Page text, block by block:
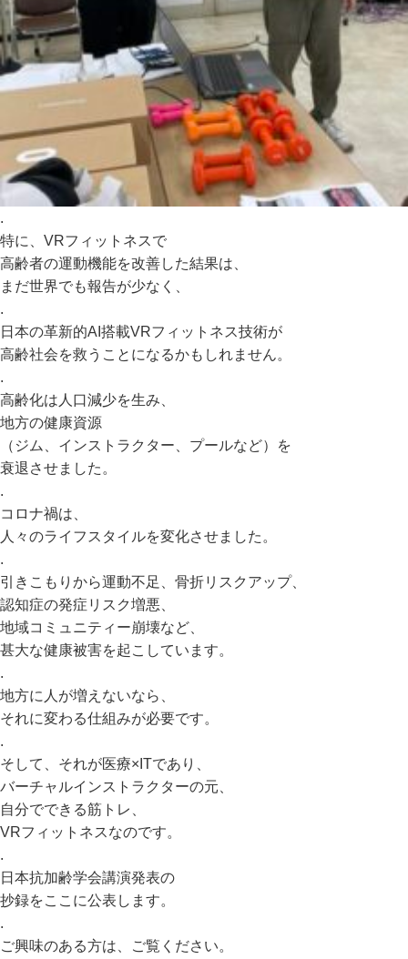
.
特に、VRフィットネスで
高齢者の運動機能を改善した結果は、
まだ世界でも報告が少なく、
.
日本の革新的AI搭載VRフィットネス技術が
高齢社会を救うことになるかもしれません。
.
高齢化は人口減少を生み、
地方の健康資源
（ジム、インストラクター、プールなど）を
衰退させました。
.
コロナ禍は、
人々のライフスタイルを変化させました。
.
引きこもりから運動不足、骨折リスクアップ、
認知症の発症リスク増悪、
地域コミュニティー崩壊など、
甚大な健康被害を起こしています。
.
地方に人が増えないなら、
それに変わる仕組みが必要です。
.
そして、それが医療×ITであり、
バーチャルインストラクターの元、
自分でできる筋トレ、
VRフィットネスなのです。
.
日本抗加齢学会講演発表の
抄録をここに公表します。
.
ご興味のある方は、ご覧ください。